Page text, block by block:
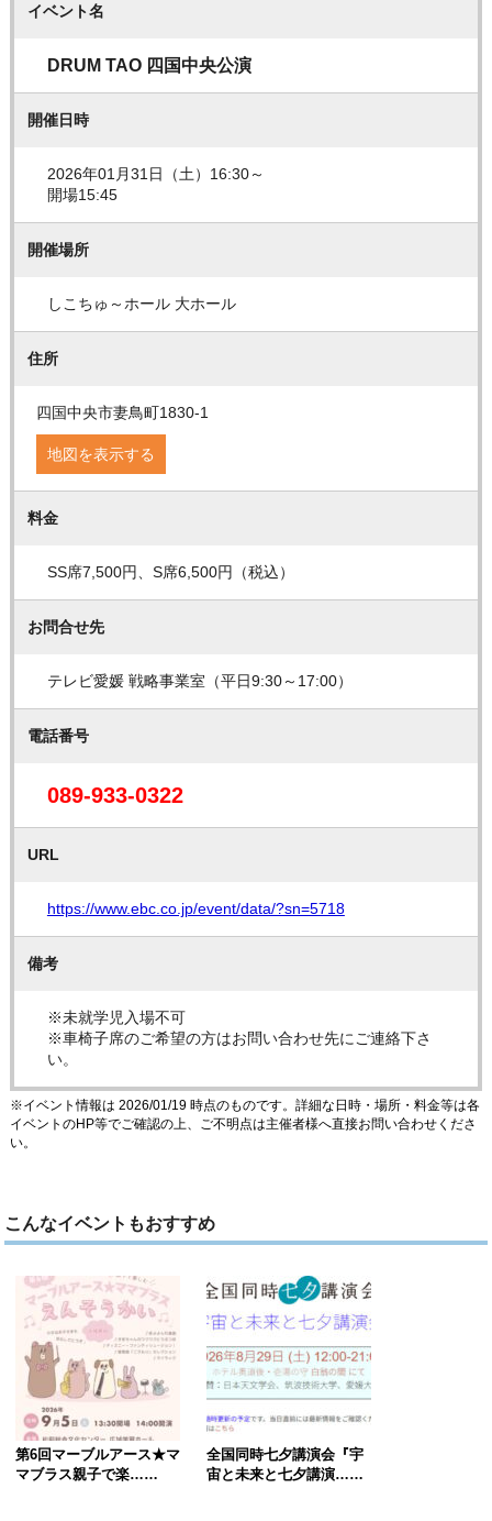
イベント名
DRUM TAO 四国中央公演
開催日時
2026年01月31日（土）16:30～
開場15:45
開催場所
しこちゅ～ホール 大ホール
住所
四国中央市妻鳥町1830-1
地図を表示する
料金
SS席7,500円、S席6,500円（税込）
お問合せ先
テレビ愛媛 戦略事業室（平日9:30～17:00）
電話番号
089-933-0322
URL
https://www.ebc.co.jp/event/data/?sn=5718
備考
※未就学児入場不可
※車椅子席のご希望の方はお問い合わせ先にご連絡下さ
い。
※イベント情報は 2026/01/19 時点のものです。詳細な日時・場所・料金等は各
イベントのHP等でご確認の上、ご不明点は主催者様へ直接お問い合わせくださ
い。
こんなイベントもおすすめ
第6回マーブルアース★マ
マブラス親子で楽……
全国同時七夕講演会『宇
宙と未来と七夕講演……